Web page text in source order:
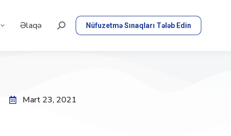
Əlaqə Nüfuzetmə Sınaqları Tələb Edin
Mart 23, 2021